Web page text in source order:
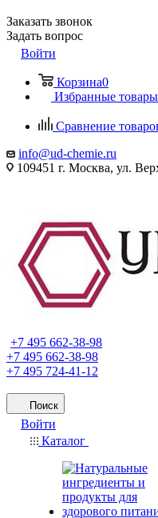
Заказать звонок
Задать вопрос
Войти
Корзина0
Избранные товары
Сравнение
info@ud-chemie.ru
109451 г. Москва, ул.
+7 495 662-38-98
+7 495 662-38-98
+7 495 724-41-12
Поиск
Войти
Каталог